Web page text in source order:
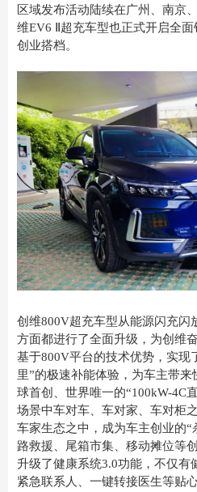
区域发布活动陆续在广州、南京
维EV6 Ⅱ超充车型也正式开启全
创业搭档。
创维800V超充车型从能源闪充闪
方面都进行了全面升级，为创维
基于800V平台的技术优势，实现
里”的极速补能体验，为车主带
球首创、世界唯一的“100kW-4C
场景中车对车、车对家、车对柜
车家生态之中，成为车主创业的
路救援、尾箱市集、移动摊位等
升级了健康系统3.0功能，不仅有
紧急联系人、一键转接医生等贴